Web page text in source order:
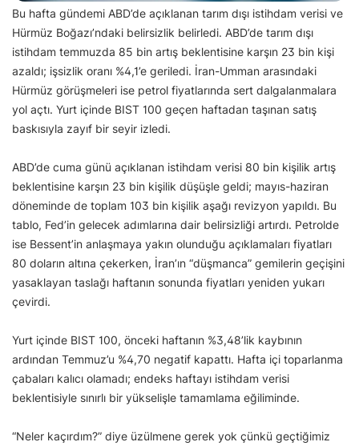
Bu hafta gündemi ABD’de açıklanan tarım dışı istihdam verisi ve
Hürmüz Boğazı’ndaki belirsizlik belirledi. ABD’de tarım dışı
istihdam temmuzda 85 bin artış beklentisine karşın 23 bin kişi
azaldı; işsizlik oranı %4,1’e geriledi. İran-Umman arasındaki
Hürmüz görüşmeleri ise petrol fiyatlarında sert dalgalanmalara
yol açtı. Yurt içinde BIST 100 geçen haftadan taşınan satış
baskısıyla zayıf bir seyir izledi.
ABD’de cuma günü açıklanan istihdam verisi 80 bin kişilik artış
beklentisine karşın 23 bin kişilik düşüşle geldi; mayıs-haziran
döneminde de toplam 103 bin kişilik aşağı revizyon yapıldı. Bu
tablo, Fed’in gelecek adımlarına dair belirsizliği artırdı. Petrolde
ise Bessent’in anlaşmaya yakın olunduğu açıklamaları fiyatları
80 doların altına çekerken, İran’ın “düşmanca” gemilerin geçişini
yasaklayan taslağı haftanın sonunda fiyatları yeniden yukarı
çevirdi.
Yurt içinde BIST 100, önceki haftanın %3,48’lik kaybının
ardından Temmuz’u %4,70 negatif kapattı. Hafta içi toparlanma
çabaları kalıcı olamadı; endeks haftayı istihdam verisi
beklentisiyle sınırlı bir yükselişle tamamlama eğiliminde.
“Neler kaçırdım?” diye üzülmene gerek yok çünkü geçtiğimiz